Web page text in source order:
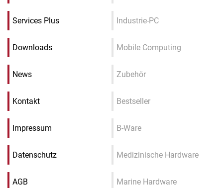
Services Plus
Downloads
News
Kontakt
Impressum
Datenschutz
AGB
Industrie-PC
Mobile Computing
Zubehör
Bestseller
B-Ware
Medizinische Hardware
Marine Hardware